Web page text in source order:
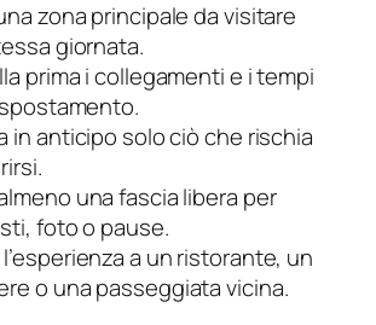
zona principale da visitare
giornata.
prima i collegamenti e i tempi
in anticipo solo ciò che rischia
una fascia libera per
foto o pause.
a un ristorante, un
o una passeggiata vicina.